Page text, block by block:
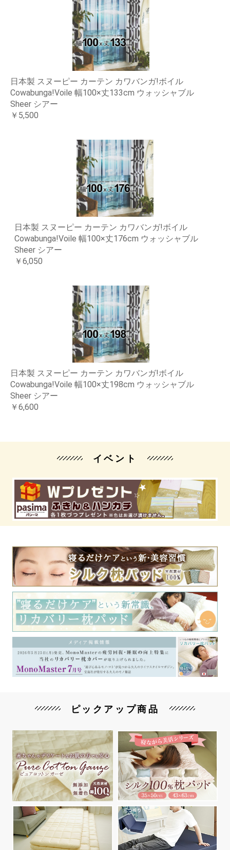
日本製 スヌーピー カーテン カワバンガ!ボイル
Cowabunga!Voile 幅100×丈133cm ウォッシャブル
Sheer シアー
￥5,500
日本製 スヌーピー カーテン カワバンガ!ボイル
Cowabunga!Voile 幅100×丈176cm ウォッシャブル
Sheer シアー
￥6,050
日本製 スヌーピー カーテン カワバンガ!ボイル
Cowabunga!Voile 幅100×丈198cm ウォッシャブル
Sheer シアー
￥6,600
イベント
ピックアップ商品